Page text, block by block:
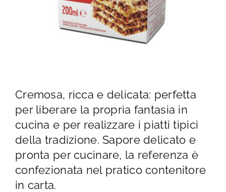
Cremosa, ricca e delicata: perfetta
per liberare la propria fantasia in
cucina e per realizzare i piatti tipici
della tradizione. Sapore delicato e
pronta per cucinare, la referenza è
confezionata nel pratico contenitore
in carta.